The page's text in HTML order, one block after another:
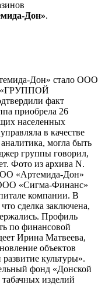
Дон».
Дон» стало ООО
«ГРУППОЙ
факт
приобрела 26
населенных
в качестве
могла быть
группы говорил,
Фото из архива N.
«Артемида-Дон»
«Сигма-Финанс»
компании. В
сделка заключена,
Профиль
по финансовой
Ирина Матвеева,
объектов
культуры».
фонд «Донской
изделий